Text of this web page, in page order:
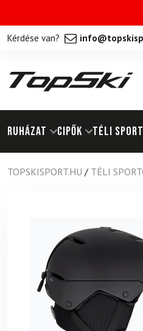
Kérdése van?
RUHÁZAT Cipők TÉLI
TOPSKISPORT.HU / TÉLI